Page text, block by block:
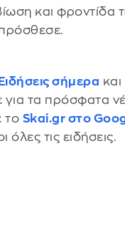
και
Ειδήσεις σήμερα και
για τα πρόσφατα
το Skai.gr στο
όλες τις ειδήσεις.